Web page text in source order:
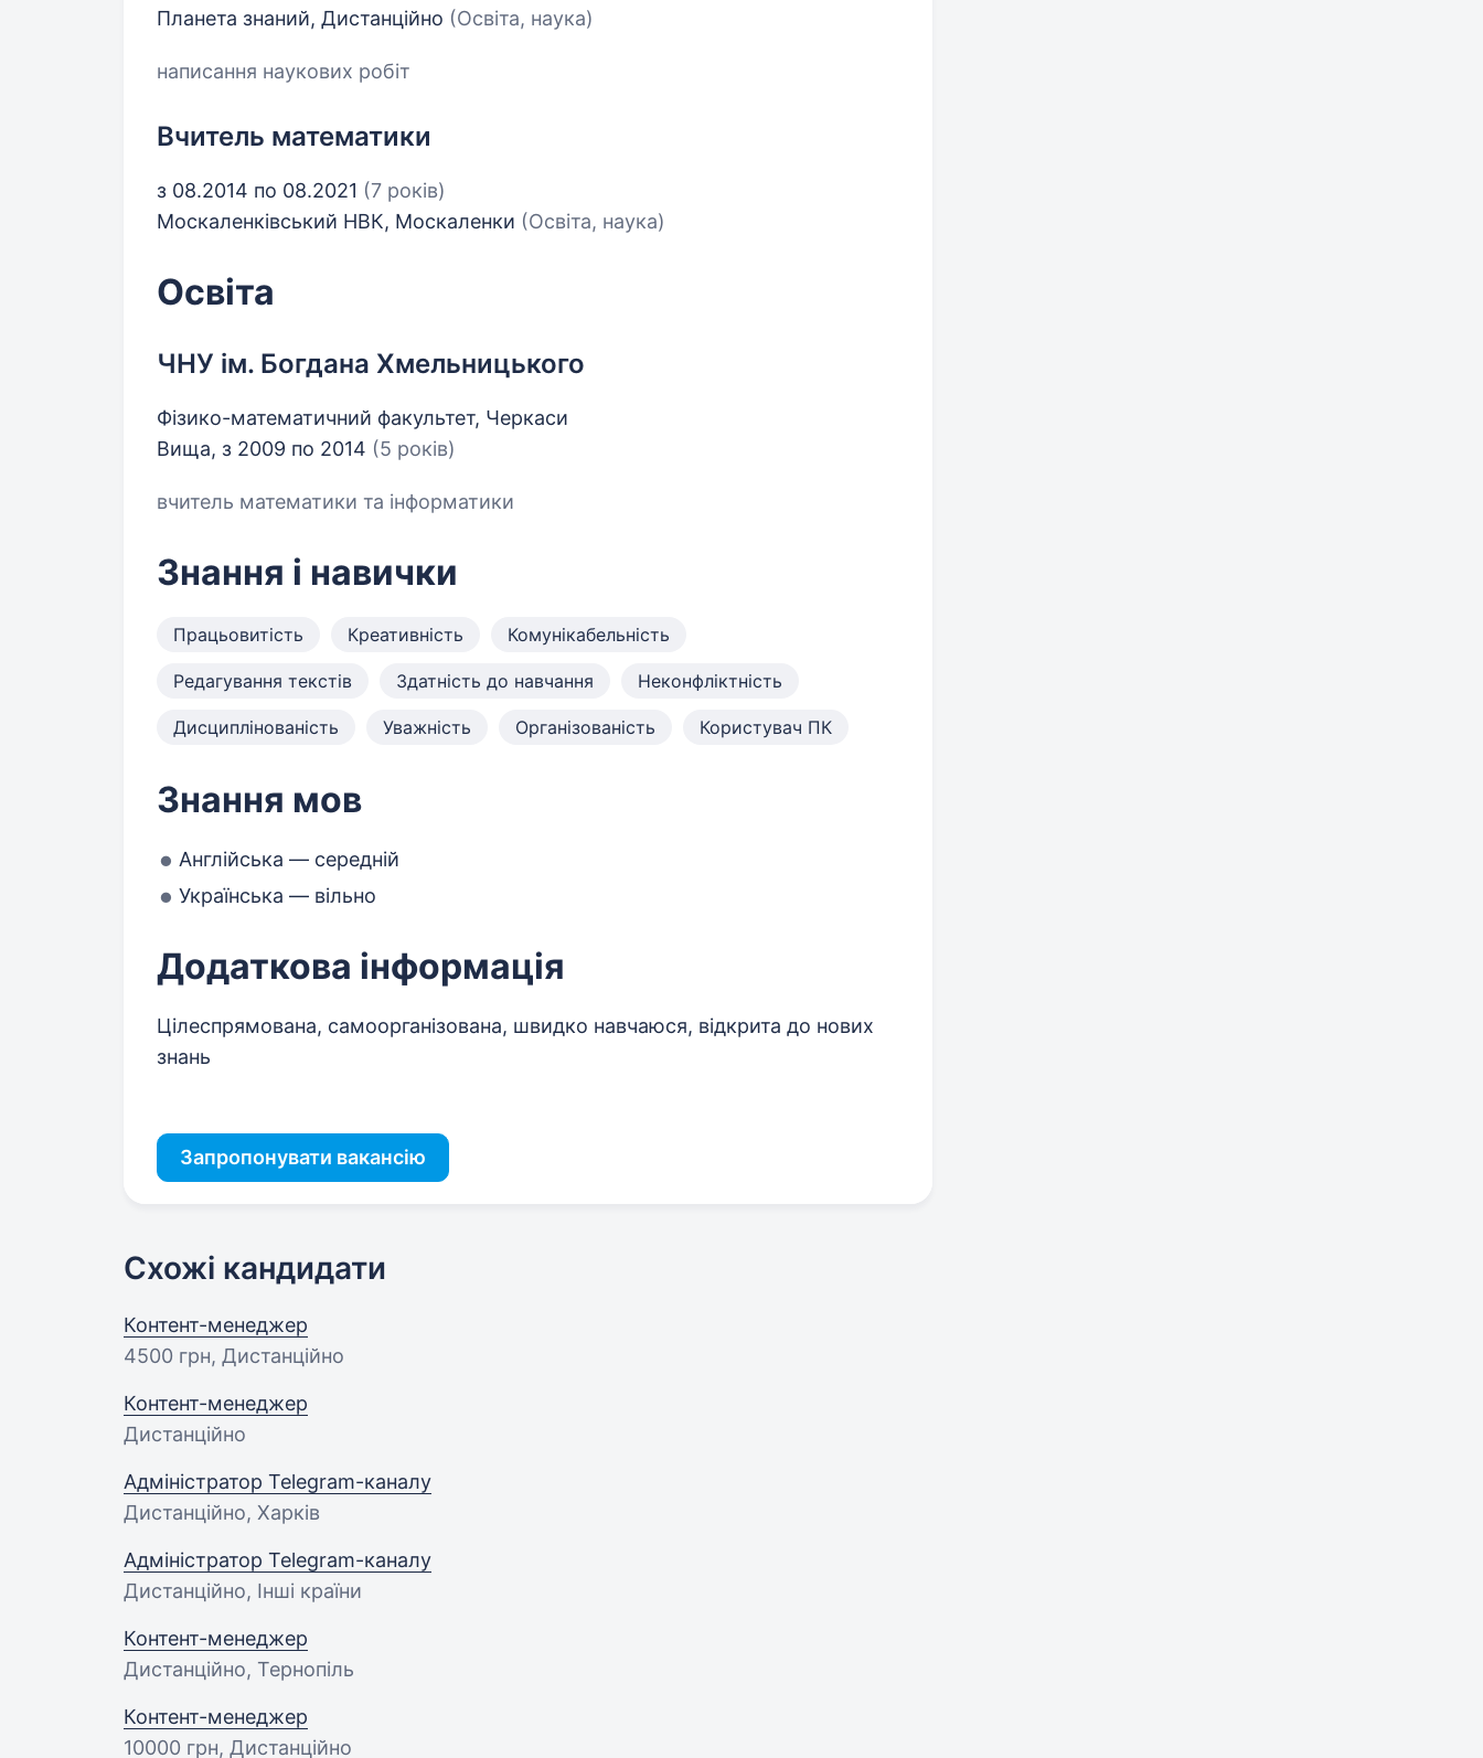
Планета знаний, Дистанційно (Освіта, наука)
написання наукових робіт
Вчитель математики
з 08.2014 по 08.2021 (7 років)
Москаленківський НВК, Москаленки (Освіта, наука)
Освіта
ЧНУ ім. Богдана Хмельницького
Фізико-математичний факультет, Черкаси
Вища, з 2009 по 2014 (5 років)
вчитель математики та інформатики
Знання і навички
Працьовитість Креативність Комунікабельність
Редагування текстів Здатність до навчання Неконфліктність
Дисциплінованість Уважність Організованість Користувач ПК
Знання мов
Англійська — середній
Українська — вільно
Додаткова інформація
Цілеспрямована, самоорганізована, швидко навчаюся, відкрита до нових
знань
Запропонувати вакансію
Схожі кандидати
Контент-менеджер
4500 грн, Дистанційно
Контент-менеджер
Дистанційно
Адміністратор Telegram-каналу
Дистанційно, Харків
Адміністратор Telegram-каналу
Дистанційно, Інші країни
Контент-менеджер
Дистанційно, Тернопіль
Контент-менеджер
10000 грн, Дистанційно